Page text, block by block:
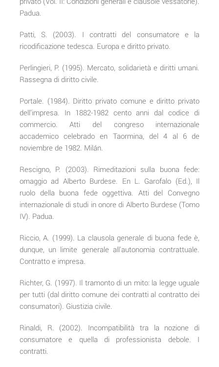
Padua.
Patti, S. (2003). I contratti del consumatore e la
ricodificazione tedesca. Europa e diritto privato.
Perlingieri, P. (1995). Mercato, solidarietà e diritti umani.
Rassegna di diritto civile.
Portale. (1984). Diritto privato comune e diritto privato
dell’impresa. In 1882-1982 cento anni dal codice di
commercio. Atti del congreso internazionale
accademico celebrado en Taormina, del 4 al 6 de
noviembre de 1982. Milán.
Rescigno, P. (2003). Rimeditazioni sulla buona fede:
omaggio ad Alberto Burdese. En L. Garofalo (Ed.), Il
ruolo della buona fede oggettiva. Atti del Convegno
internazionale di studi in onore di Alberto Burdese (Tomo
IV). Padua.
Riccio, A. (1999). La clausola generale di buona fede è,
dunque, un limite generale all'autonomia contrattuale.
Contratto e impresa.
Richter, G. (1997). Il tramonto di un mito: la legge uguale
per tutti (dal diritto comune dei contratti al contratto dei
consumatori). Giustizia civile.
Rinaldi, R. (2002). Incompatibilità tra la nozione di
consumatore e quella di professionista debole. I
contratti.